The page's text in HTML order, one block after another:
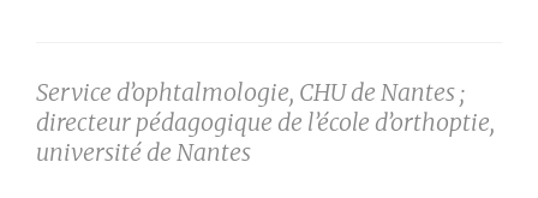
Service d’ophtalmologie, CHU de Nantes ;
directeur pédagogique de l’école d’orthoptie,
université de Nantes